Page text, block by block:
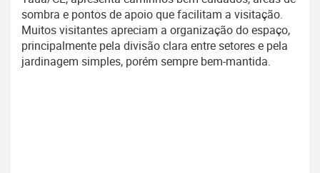
sombra e pontos de apoio que facilitam a visitação.
Muitos visitantes apreciam a organização do espaço,
principalmente pela divisão clara entre setores e pela
jardinagem simples, porém sempre bem-mantida.